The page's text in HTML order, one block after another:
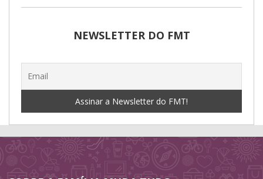
NEWSLETTER DO FMT